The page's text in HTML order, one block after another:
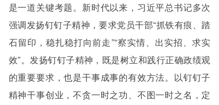
是一道关键考题。新时代以来，习近平总书记多次
强调发扬钉钉子精神，要求党员干部“抓铁有痕、踏
石留印，稳扎稳打向前走”“察实情、出实招、求实
效”。发扬钉钉子精神，既是树立和践行正确政绩观
的重要要求，也是干事成事的有效方法。以钉钉子
精神干事创业，不贪一时之功、不图一时之名，定